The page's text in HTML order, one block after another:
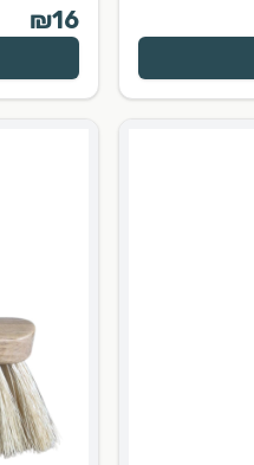
₪16